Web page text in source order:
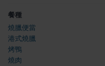
餐種
燒臘便當
港式燒臘
烤鴨
燒肉